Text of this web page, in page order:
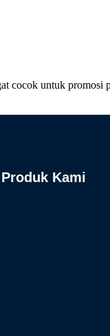
untuk promosi
Produk Kami